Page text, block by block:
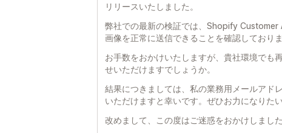
リリースいたしました。
弊社での最新の検証では、Shopify
画像を正常に送信できることを確認しておりま
お手数をおかけいたしますが、貴社環境でも
せいただけますでしょうか。
結果につきましては、私の業務用メールアド
いただけますと幸いです。ぜひお力になりた
改めまして、この度はご迷惑をおかけしまし